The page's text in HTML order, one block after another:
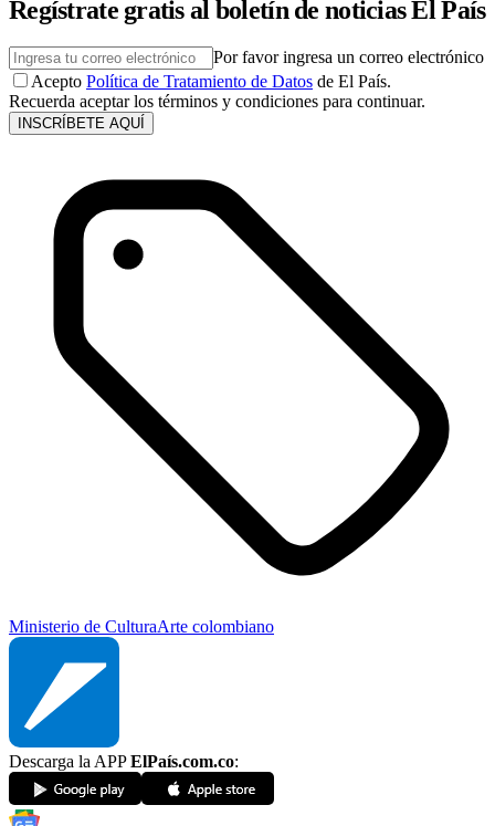
Regístrate gratis al boletín de noticias El País
Por favor ingresa un correo electrónico
Acepto Política de Tratamiento de Datos de El País.
Recuerda aceptar los términos y condiciones para continuar.
INSCRÍBETE AQUÍ
Ministerio de CulturaArte colombiano
Descarga la APPElPaís.com.co: